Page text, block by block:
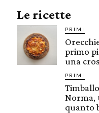
Le ricette
PRIMI
primo
una
PRIMI
Norma,
quanto